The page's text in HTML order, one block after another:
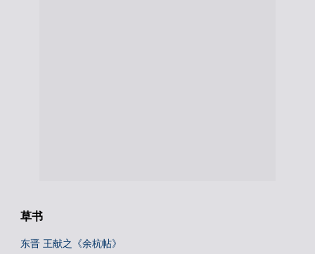
草书
东晋 王献之《余杭帖》